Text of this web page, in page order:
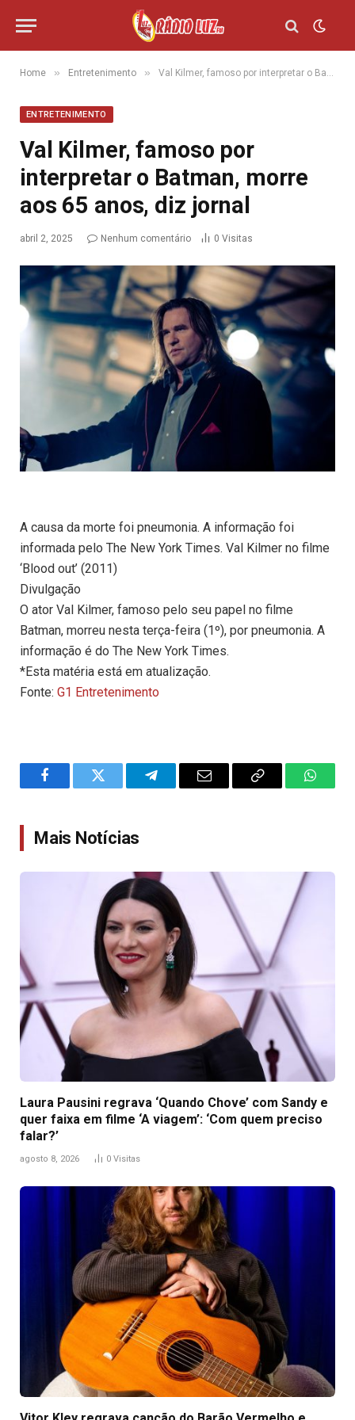
Home » Entretenimento » Val Kilmer, famoso por interpretar o Batman, morre aos 65 anos, diz jornal
ENTRETENIMENTO
Val Kilmer, famoso por
interpretar o Batman, morre
aos 65 anos, diz jornal
abril 2, 2025 Nenhum comentário 0 Visitas
A causa da morte foi pneumonia. A informação foi
informada pelo The New York Times. Val Kilmer no filme
‘Blood out’ (2011)
Divulgação
O ator Val Kilmer, famoso pelo seu papel no filme
Batman, morreu nesta terça-feira (1º), por pneumonia. A
informação é do The New York Times.
*Esta matéria está em atualização.
Fonte: G1 Entretenimento
FacebookTwitter TelegramEmail
Copy
Mais Notícias
Laura Pausini regrava ‘Quando Chove’ com Sandy e
quer faixa em filme ‘A viagem’: ‘Com quem preciso
falar?’
agosto 8, 2026 0 Visitas